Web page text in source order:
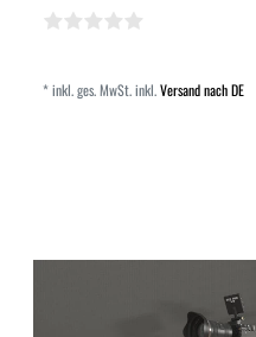
*inkl. ges. MwSt.inkl.Versand nach DE